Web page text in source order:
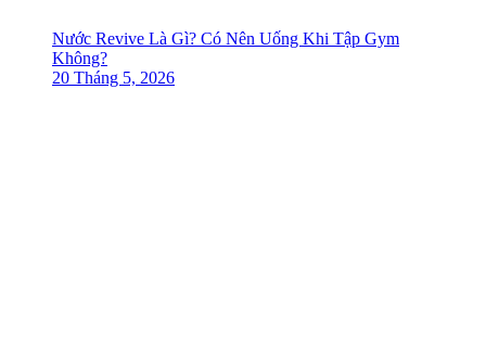
Nước Revive Là Gì? Có Nên Uống Khi Tập Gym
Không?
20 Tháng 5, 2026